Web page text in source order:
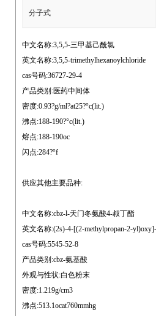
分子式
中文名称:3,5,5-三甲基己酰氯
英文名称:3,5,5-trimethylhexanoylchloride
cas号码:36727-29-4
产品类别:医药中间体
密度:0.93?g/ml?at25?°c(lit.)
沸点:188-190?°c(lit.)
熔点:188-190oc
闪点:284?°f
供应其他主要品种:
中文名称:cbz-l-天门冬氨酸4-叔丁酯
英文名称:(2s)-4-[(2-methylpropan-2-
cas号码:5545-52-8
产品类别:cbz-氨基酸
外观与性状:白色粉末
密度:1.219g/cm3
沸点:513.1ocat760mmhg